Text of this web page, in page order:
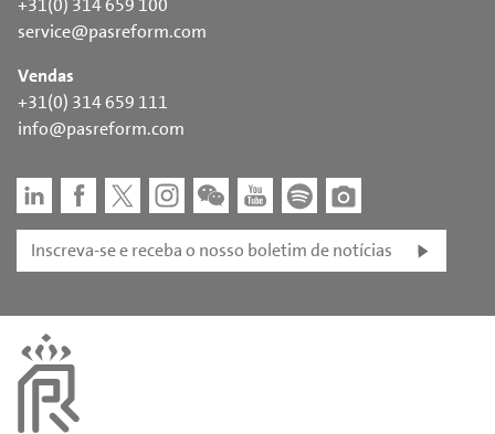
+31(0) 314 659 100
service@pasreform.com
Vendas
+31(0) 314 659 111
info@pasreform.com
Inscreva-se e receba o nosso boletim de notícias